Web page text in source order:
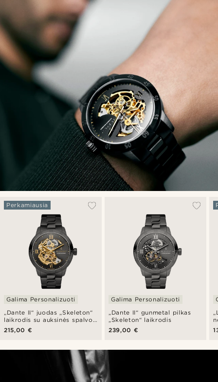
„Dante II“ juodas „Skeleton“
laikrodis su auksinės spalvos
mechanizmu
Perkamiausia
Galima Personalizuoti
215,00 €
„Dante II“ gunmetal pilkas
„Skeleton“ laikrodis
Galima Personalizuoti
239,00 €